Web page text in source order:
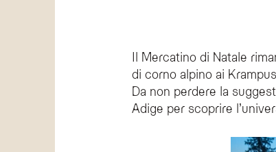
Il Mercatino di Natale
di corno alpino ai
Da non perdere la
Adige per scoprire